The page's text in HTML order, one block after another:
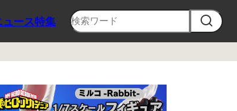
ュース特集